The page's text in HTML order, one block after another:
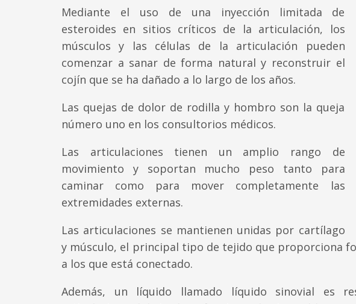
Mediante el uso de una inyección limitada de
esteroides en sitios críticos de la articulación, los
músculos y las células de la articulación pueden
comenzar a sanar de forma natural y reconstruir el
cojín que se ha dañado a lo largo de los años.
Las quejas de dolor de rodilla y hombro son la queja
número uno en los consultorios médicos.
Las articulaciones tienen un amplio rango de
movimiento y soportan mucho peso tanto para
caminar como para mover completamente las
extremidades externas.
Las articulaciones se mantienen unidas por cartílago
y músculo, el principal tipo de tejido que proporciona
a los que está conectado.
Además, un líquido llamado líquido sinovial es